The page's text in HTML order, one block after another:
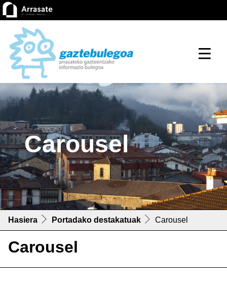
Carousel
Hasiera Portadako destakatuak Carousel
Carousel